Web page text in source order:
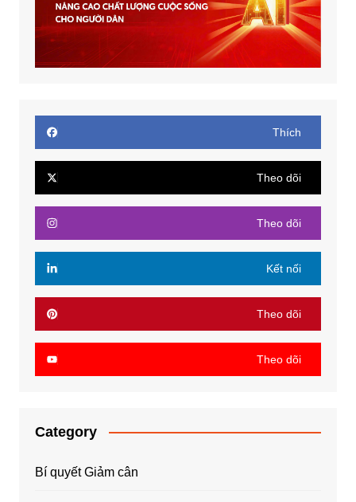
Thích
Theo dõi
Theo dõi
Kết nối
Theo dõi
Theo dõi
Category
Bí quyết Giảm cân